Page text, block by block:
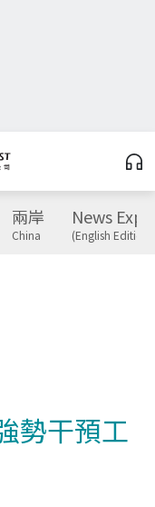
兩岸
China
News
(English Edition)
勢干預工